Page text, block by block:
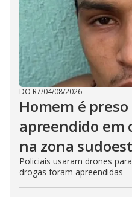
DO R7/04/08/2026
Homem é
apreendido em
na zona
Policiais usaram drones
drogas foram apreendidas